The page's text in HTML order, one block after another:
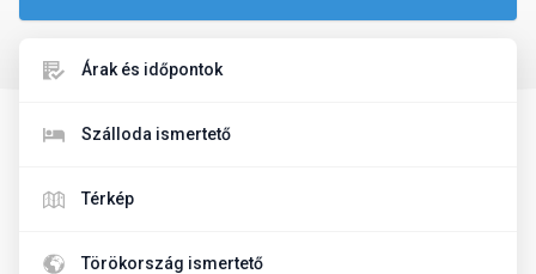
Árak és időpontok
Szálloda ismertető
Térkép
Törökország ismertető